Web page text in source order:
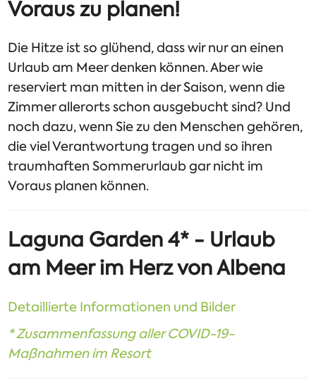
Voraus zu planen!
Die Hitze ist so glühend, dass wir nur an einen
Urlaub am Meer denken können. Aber wie
reserviert man mitten in der Saison, wenn die
Zimmer allerorts schon ausgebucht sind? Und
noch dazu, wenn Sie zu den Menschen gehören,
die viel Verantwortung tragen und so ihren
traumhaften Sommerurlaub gar nicht im
Voraus planen können.
Laguna Garden 4* - Urlaub
am Meer im Herz von Albena
Detaillierte Informationen und Bilder
* Zusammenfassung aller COVID-19-
Maßnahmen im Resort